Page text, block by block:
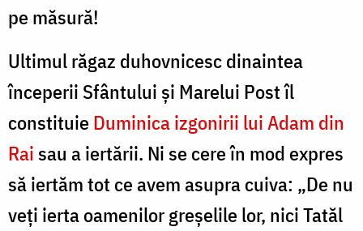
pe măsură!
Ultimul răgaz duhovnicesc dinaintea
începerii Sfântului și Marelui Post îl
constituieDuminica izgonirii lui Adam din
Raisau a iertării. Ni se cere în mod expres
să iertăm tot ce avem asupra cuiva: „De nu
veți ierta oamenilor greșelile lor, nici Tatăl